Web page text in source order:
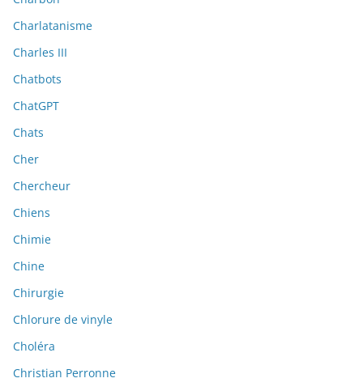
Charlatanisme
Charles III
Chatbots
ChatGPT
Chats
Cher
Chercheur
Chiens
Chimie
Chine
Chirurgie
Chlorure de vinyle
Choléra
Christian Perronne